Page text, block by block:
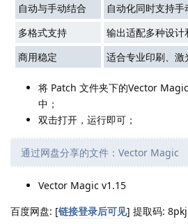
自动与手动结合
自动化同时支持手
多格式支持
输出适配多种设计
商用稳定
适合专业印刷、
将 Patch 文件夹下的Vector
中；
双击打开，运行即可；
通过网盘分享的文件：Vector Magic
Vector Magic v1.15
百度网盘: [链接登录后可见] 提取码: 8pkj